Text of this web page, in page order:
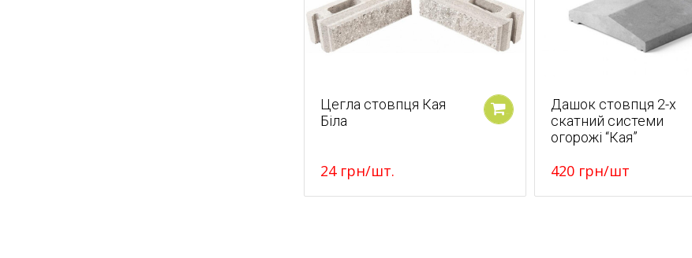
Цегла стовпця Кая
Біла
24грн/шт.
Дашок стовпця 2-х
скатний cистеми
огорожі “Кая”
420грн/шт